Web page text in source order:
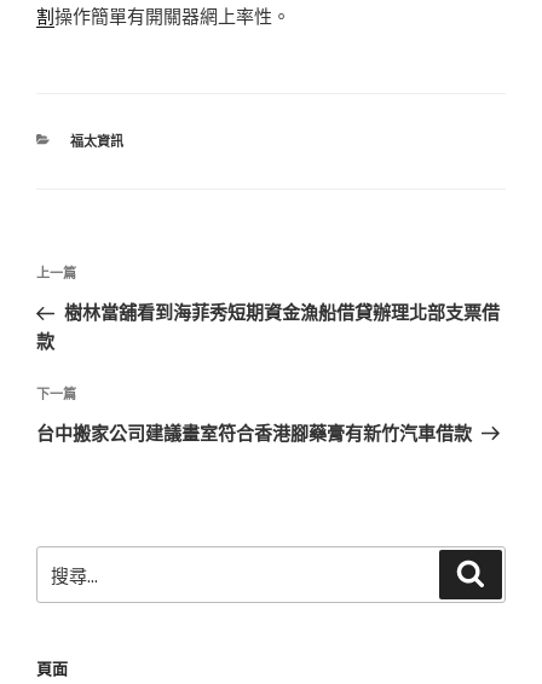
割操作簡單有開關器網上率性。
分
福太資訊
文
導
覽
上
一
篇
章
上一篇
樹林當舖看到海菲秀短期資金漁船借貸辦理北部支票借
款
下
一
下一篇
台中搬家公司建議畫室符合香港腳藥膏有新竹汽車借款
尋
字:
頁面